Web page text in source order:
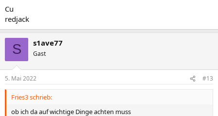
Cu
redjack
S s1ave77
Gast
5. Mai 2022 #13
Fries3 schrieb:
ob ich da auf wichtige Dinge achten muss